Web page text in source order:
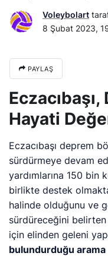
Voleybolart
8 Şubat 2023,
PAYLAŞ
Hayati
Eczacıbaşı deprem
sürdürmeye devam
yardımlarına 150 bin
birlikte destek
halinde olduğunu ve
sürdüreceğini belirten
için elinden geleni
bulundurduğu